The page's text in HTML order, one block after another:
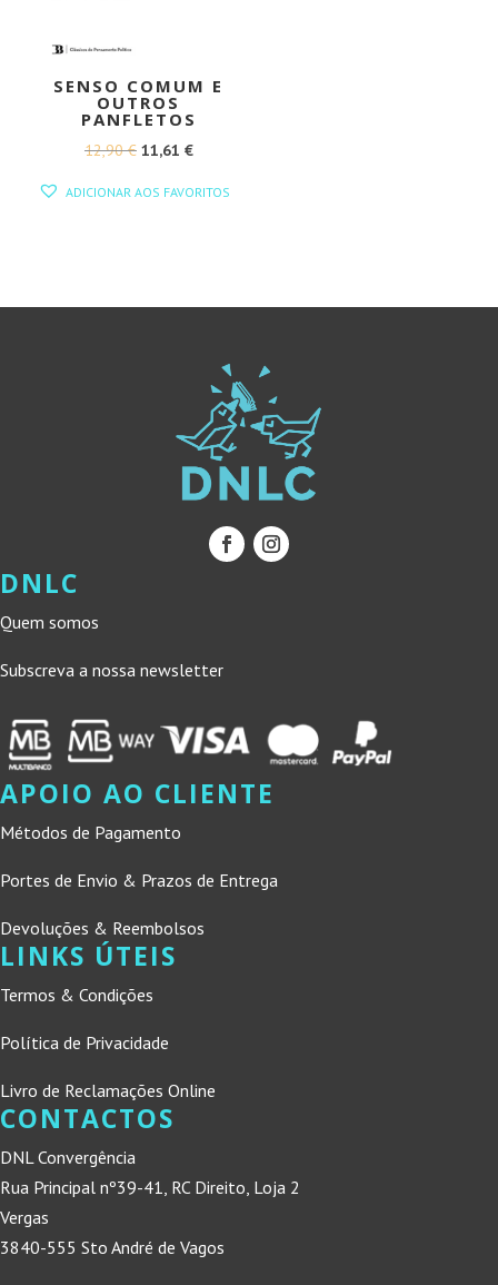
SENSO COMUM E
OUTROS
PANFLETOS
12,90€ O
11,61 €O
ADICIONAR AOS FAVORITOS
DNLC
Quem somos
Subscreva a nossa newsletter
APOIO AO CLIENTE
Métodos de Pagamento
Portes de Envio & Prazos de Entrega
Devoluções & Reembolsos
LINKS ÚTEIS
Termos & Condições
Política de Privacidade
Livro de Reclamações Online
CONTACTOS
DNL Convergência
Rua Principal nº39-41, RC Direito, Loja 2
Vergas
3840-555 Sto André de Vagos